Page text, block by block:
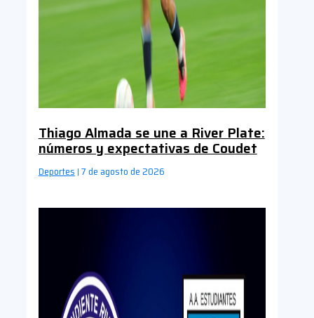
Thiago Almada se une a River Plate:
números y expectativas de Coudet
Deportes | 7 de agosto de 2026